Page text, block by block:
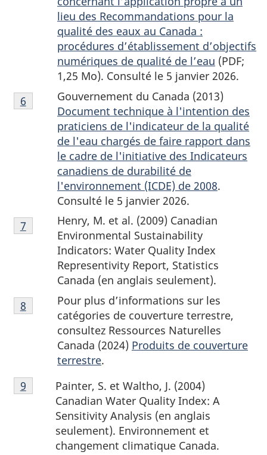
lieu des Recommandations pour la
qualité des eaux au Canada :
procédures d’établissement d’objectifs
numériques de qualité de l’eau (PDF;
1,25 Mo). Consulté le 5 janvier 2026.
Notes
de
Gouvernement du Canada (2013)
Document technique à l'intention des
praticiens de l'indicateur de la qualité
de l'eau chargés de faire rapport dans
le cadre de l'initiative des Indicateurs
canadiens de durabilité de
l'environnement (ICDE) de 2008.
Consulté le 5 janvier 2026.
Retour à la référence de la note de bas de page
6
Notes
de
7
Henry, M. et al. (2009) Canadian
Environmental Sustainability
Indicators: Water Quality Index
Representivity Report, Statistics
Canada (en anglais seulement).
Retour à la référence de la note de bas de page
7
Notes
de
8
Pour plus d’informations sur les
catégories de couverture terrestre,
consultez Ressources Naturelles
Canada (2024) Produits de couverture
terrestre.
Retour à la référence de la note de bas de page
8
Notes
de
Painter, S. et Waltho, J. (2004)
Canadian Water Quality Index: A
Sensitivity Analysis (en anglais
seulement). Environnement et
changement climatique Canada.
Retour à la référence de la note de bas de page
9